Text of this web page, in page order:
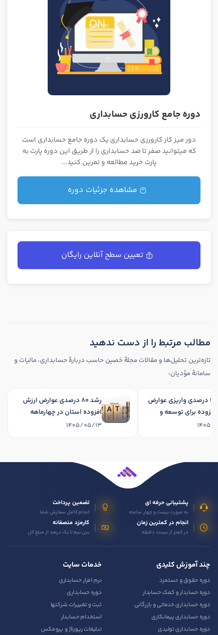
دوره جامع کارورزی حسابداری
دور میز کار کارورزی حسابداری یک دوره جامع حسابداری است
که میتوانید صفر تا صد حسابداری را از طریق این دوره پارت به
پارت خرید مطالعه و تمرین کنید...
مشاهده جزئیات دوره
تعیین سطح آنلاین رایگان
مطالب مرتبط را از دست ندهید
تازه‌ترین تحلیل‌ها و مقالات مجلهٔ حَصین حاسب دربارهٔ حسابداری، مالیات و
سامانهٔ مؤدیان:
رشد 34 درصدی واریزی عوارض
افزوده برای توسعه و
استان در چهارماهه1405/05/
رشد 80 درصدی عوارض ارزش
افزوده استان در چهارماهه
نخست 1405
1405/05/13
پشتیبانی حرفه ای
به صورت بیست و چهار ساعته
تضمین پرداخت
انجام کامل سفارش شما
انجام در کمترین زمان
در کمتر از بیست دقیقه
کارمزد منصفانه
بین نیم تا یک درصد از مبلغ کل
چند آموزش کلیدی
دوره حقوق و دستمزد
دوره حسابدار و کمک حسابدار
دوره حسابداری خدماتی و بازرگانی
دوره حسابداری پیمانکاری
دوره حسابداری تولیدی
خدمات سایت
نرم افزار حسابداری
دوره حسابداری
ثبت و تغییرات شرکتها
استخدام حسابدار
تبلیغات رپورتاژ و پرومکس